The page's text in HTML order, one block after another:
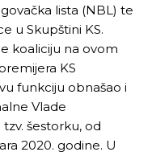
lista (NBL) te
u Skupštini KS.
koaliciju na ovom
KS
funkciju obnašao i
Vlade
šestorku, od
2020. godine. U